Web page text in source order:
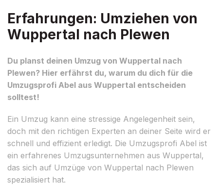
Erfahrungen: Umziehen von
Wuppertal nach Plewen
Du planst deinen Umzug von Wuppertal nach
Plewen? Hier erfährst du, warum du dich für die
Umzugsprofi Abel aus Wuppertal entscheiden
solltest!
Ein Umzug kann eine stressige Angelegenheit sein,
doch mit den richtigen Experten an deiner Seite wird er
schnell und effizient erledigt. Die Umzugsprofi Abel ist
ein erfahrenes Umzugsunternehmen aus Wuppertal,
das sich auf Umzüge von Wuppertal nach Plewen
spezialisiert hat.